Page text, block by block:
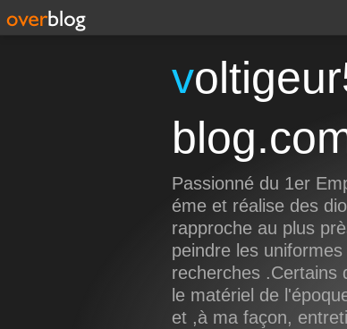
voltigeur59191.over-
Passionné du 1er
éme et réalise des
rapproche au plus
peindre les
recherches .Certains
le matériel de
et ,à ma façon,